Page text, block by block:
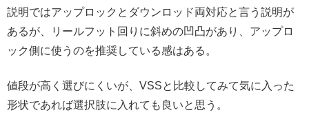
説明ではアップロックとダウンロッド両対応と言う説明が
あるが、リールフット回りに斜めの凹凸があり、アップロ
ック側に使うのを推奨している感はある。
値段が高く選びにくいが、VSSと比較してみて気に入った
形状であれば選択肢に入れても良いと思う。